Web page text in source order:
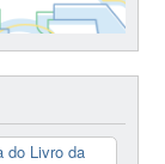
do Livro da